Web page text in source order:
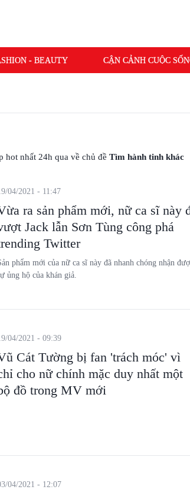
- BEAUTY CẬN CẢNH CUỘC
hot nhất 24h qua về chủ đề Tìm hành tinh khác
ra sản phẩm mới, nữ ca sĩ này
Jack lẫn Sơn Tùng công phá
Twitter
04/2021 - 11:47
phẩm mới của nữ ca sĩ này đã nhanh chóng nhận
ủng hộ của khán giả.
Cát Tường bị fan 'trách móc' vì
cho nữ chính mặc duy nhất một
đồ trong MV mới
04/2021 - 09:39
04/2021 - 12:07